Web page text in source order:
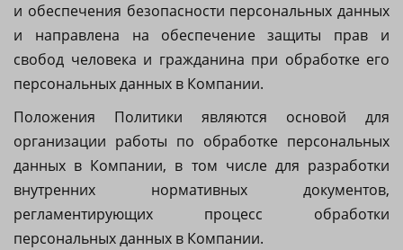
и обеспечения безопасности персональных данных
и направлена на обеспечение защиты прав и
свобод человека и гражданина при обработке его
персональных данных в Компании.
Положения Политики являются основой для
организации работы по обработке персональных
данных в Компании, в том числе для разработки
внутренних нормативных документов,
регламентирующих процесс обработки
персональных данных в Компании.